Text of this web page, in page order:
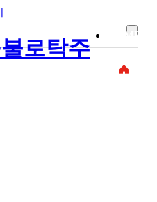
HOME